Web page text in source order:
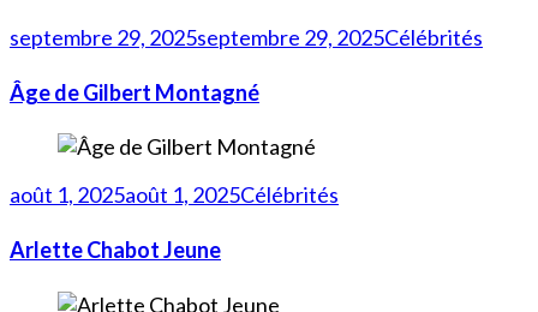
septembre 29, 2025septembre 29, 2025Célébrités
Âge de Gilbert Montagné
août 1, 2025août 1, 2025Célébrités
Arlette Chabot Jeune